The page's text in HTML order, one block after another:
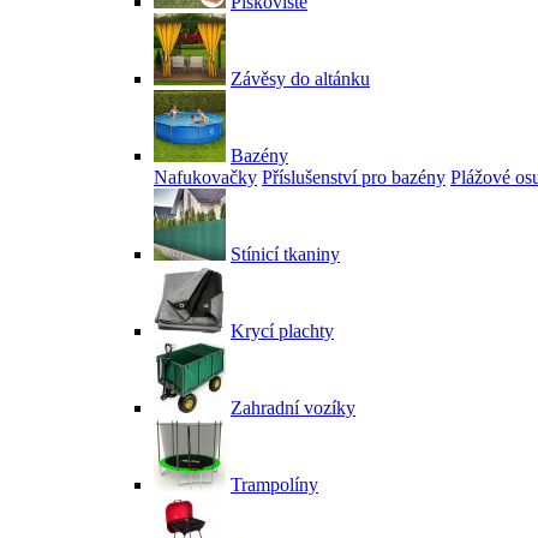
Závěsy do altánku
Bazény
Nafukovačky Příslušenství pro bazény Plážové
Stínicí tkaniny
Krycí plachty
Zahradní vozíky
Trampolíny